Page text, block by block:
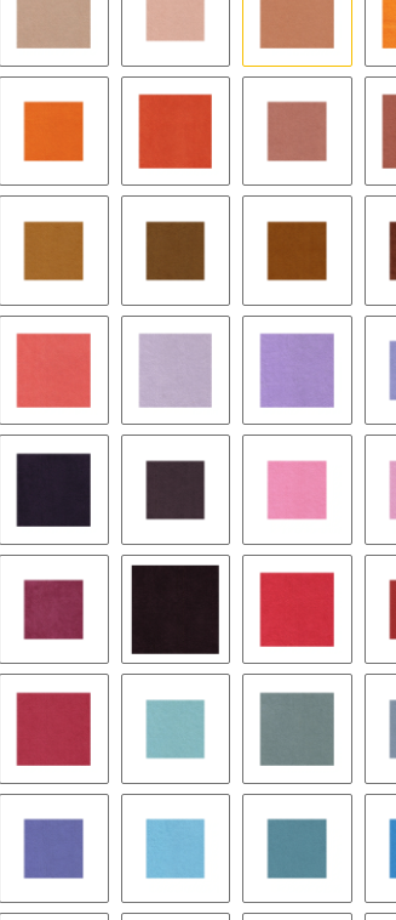
9079 callot rose9044 peach 1035 apricot
9524 nasturtium9128 persimmon9043
9173 onion 9251 peru 1036 curry
9046 coral 9143 wisteria 9148 lilac
9248 eggplant 9249 rosewood9534 slush
9245 plum 9139 dark purple9138 logo
9052 angel red9049 cyan 9082 steel
9247 thistle 9571 sky 9056